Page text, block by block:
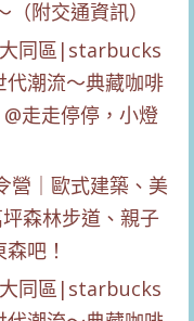
附交通資訊）
營｜歐式建築、美
森林步道、親子
吧！